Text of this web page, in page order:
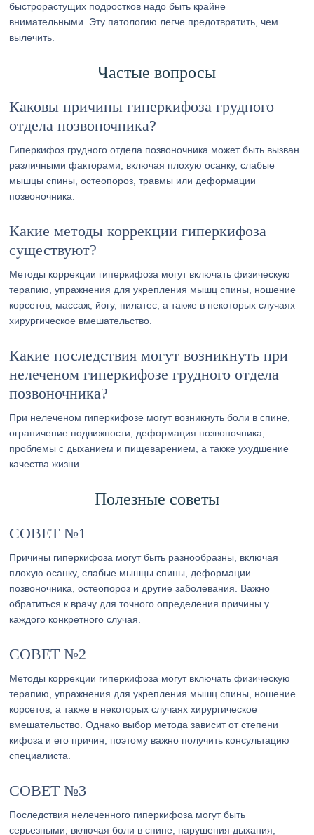
быстрорастущих подростков надо быть крайне
внимательными. Эту патологию легче предотвратить, чем
вылечить.
Частые вопросы
Каковы причины гиперкифоза грудного
отдела позвоночника?
Гиперкифоз грудного отдела позвоночника может быть вызван
различными факторами, включая плохую осанку, слабые
мышцы спины, остеопороз, травмы или деформации
позвоночника.
Какие методы коррекции гиперкифоза
существуют?
Методы коррекции гиперкифоза могут включать физическую
терапию, упражнения для укрепления мышц спины, ношение
корсетов, массаж, йогу, пилатес, а также в некоторых случаях
хирургическое вмешательство.
Какие последствия могут возникнуть при
нелеченом гиперкифозе грудного отдела
позвоночника?
При нелеченом гиперкифозе могут возникнуть боли в спине,
ограничение подвижности, деформация позвоночника,
проблемы с дыханием и пищеварением, а также ухудшение
качества жизни.
Полезные советы
СОВЕТ №1
Причины гиперкифоза могут быть разнообразны, включая
плохую осанку, слабые мышцы спины, деформации
позвоночника, остеопороз и другие заболевания. Важно
обратиться к врачу для точного определения причины у
каждого конкретного случая.
СОВЕТ №2
Методы коррекции гиперкифоза могут включать физическую
терапию, упражнения для укрепления мышц спины, ношение
корсетов, а также в некоторых случаях хирургическое
вмешательство. Однако выбор метода зависит от степени
кифоза и его причин, поэтому важно получить консультацию
специалиста.
СОВЕТ №3
Последствия нелеченного гиперкифоза могут быть
серьезными, включая боли в спине, нарушения дыхания,